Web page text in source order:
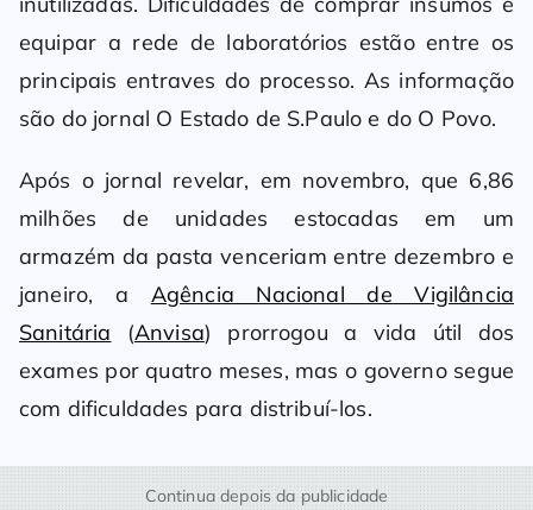
equipar a rede de laboratórios estão entre os
principais entraves do processo. As informação
são do jornal O Estado de S.Paulo e do O Povo.
Após o jornal revelar, em novembro, que 6,86
milhões de unidades estocadas em um
armazém da pasta venceriam entre dezembro e
janeiro, a Agência Nacional de Vigilância
Sanitária (Anvisa) prorrogou a vida útil dos
exames por quatro meses, mas o governo segue
com dificuldades para distribuí-los.
Continua depois da publicidade